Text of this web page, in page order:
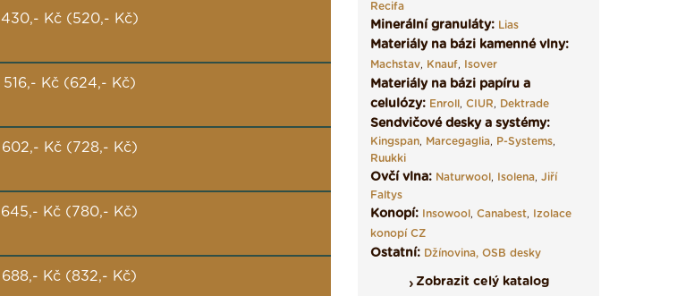
430,- Kč (520,- Kč)
516,- Kč (624,- Kč)
602,- Kč (728,- Kč)
645,- Kč (780,- Kč)
688,- Kč (832,- Kč)
Recifa
Minerální granuláty: Lias
Materiály na bázi kamenné vlny:
Machstav, Knauf, Isover
Materiály na bázi papíru a
celulózy: Enroll, CIUR, Dektrade
Sendvičové desky a systémy:
Kingspan, Marcegaglia, P-Systems,
Ruukki
Ovčí vlna: Naturwool, Isolena, Jiří
Faltys
Konopí: Insowool, Canabest, Izolace
konopí CZ
Ostatní: Džínovina, OSB desky
Zobrazit celý katalog